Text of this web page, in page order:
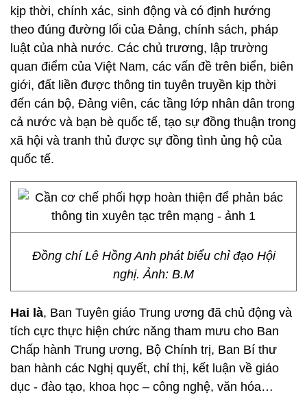
kịp thời, chính xác, sinh động và có định hướng
theo đúng đường lối của Đảng, chính sách, pháp
luật của nhà nước. Các chủ trương, lập trường
quan điểm của Việt Nam, các vấn đề trên biển, biên
giới, đất liền được thông tin tuyên truyền kịp thời
đến cán bộ, Đảng viên, các tầng lớp nhân dân trong
cả nước và bạn bè quốc tế, tạo sự đồng thuận trong
xã hội và tranh thủ được sự đồng tình ủng hộ của
quốc tế.
Đồng chí Lê Hồng Anh phát biểu chỉ đạo Hội
nghị. Ảnh: B.M
Hai là, Ban Tuyên giáo Trung ương đã chủ động và
tích cực thực hiện chức năng tham mưu cho Ban
Chấp hành Trung ương, Bộ Chính trị, Ban Bí thư
ban hành các Nghị quyết, chỉ thị, kết luận về giáo
dục - đào tạo, khoa học – công nghệ, văn hóa…